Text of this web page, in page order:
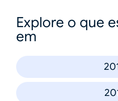
Explore o que
em